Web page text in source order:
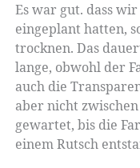
Es war gut. dass
eingeplant hatten,
trocknen. Das
lange, obwohl der
auch die
aber nicht
gewartet, bis die
einem Rutsch